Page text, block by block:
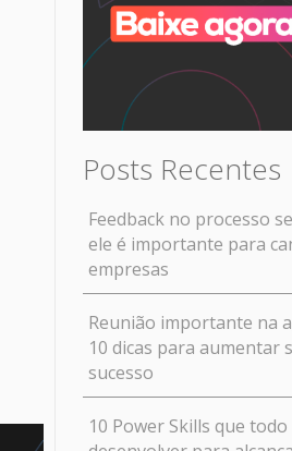
Posts Recentes
Feedback no processo
ele é importante para
empresas
Reunião importante na
10 dicas para aumentar
sucesso
10 Power Skills que